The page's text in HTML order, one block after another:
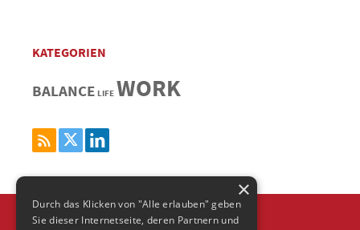
KATEGORIEN
BALANCE LIFE WORK
×
Durch das Klicken von "Alle erlauben" geben
Sie dieser Internetseite, deren Partnern und